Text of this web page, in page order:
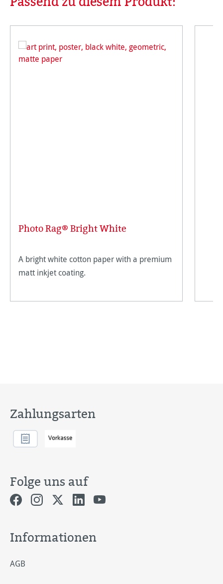
Photo Rag® Bright White
A bright white cotton paper with a premium
matt inkjet coating.
Zahlungsarten
Folge uns auf
Informationen
AGB